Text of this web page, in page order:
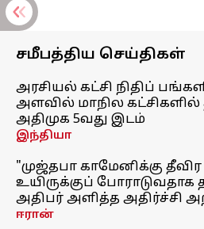
சமீபத்திய செய்திகள்
அரசியல் கட்சி நிதிப்
அளவில் மாநில கட்சிகளில்
அதிமுக 5வது இடம்
இந்தியா
"முஜ்தபா காமேனிக்கு தீவிர
உயிருக்குப்
அதிபர் அளித்த அதிர்ச்சி
ஈரான்